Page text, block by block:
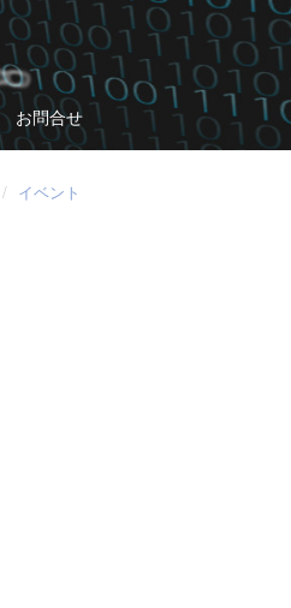
お問合せ
イベント